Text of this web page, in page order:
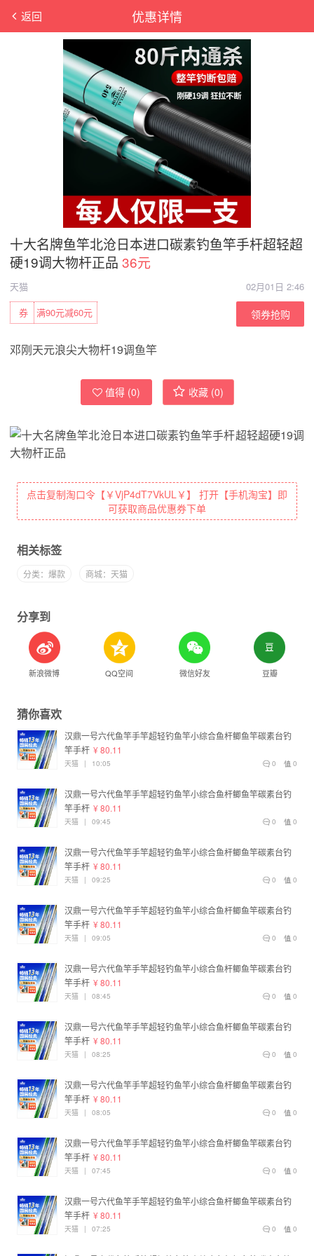
优惠详情
返回
十大名牌鱼竿北沧日本进口碳素钓鱼竿手杆超轻超
硬19调大物杆正品 36元
天猫
02月01日 2:46
满90元减60元
券 领券抢购
邓刚天元浪尖大物杆19调鱼竿
值得 (0) 收藏 (0)
点击复制淘口令【￥VjP4dT7VkUL￥】 打开【手机淘宝】即
可获取商品优惠券下单
相关标签
分类：爆款 商城：天猫
分享到
新浪微博 QQ空间 微信好友 豆瓣
猜你喜欢
汉鼎一号六代鱼竿手竿超轻钓鱼竿小综合鱼杆鲫鱼竿碳素台钓
竿手杆 ¥ 80.11
0
0
天猫 | 10:05
汉鼎一号六代鱼竿手竿超轻钓鱼竿小综合鱼杆鲫鱼竿碳素台钓
竿手杆 ¥ 80.11
0
0
天猫 | 09:45
汉鼎一号六代鱼竿手竿超轻钓鱼竿小综合鱼杆鲫鱼竿碳素台钓
竿手杆 ¥ 80.11
0
0
天猫 | 09:25
汉鼎一号六代鱼竿手竿超轻钓鱼竿小综合鱼杆鲫鱼竿碳素台钓
竿手杆 ¥ 80.11
0
0
天猫 | 09:05
汉鼎一号六代鱼竿手竿超轻钓鱼竿小综合鱼杆鲫鱼竿碳素台钓
竿手杆 ¥ 80.11
0
0
天猫 | 08:45
汉鼎一号六代鱼竿手竿超轻钓鱼竿小综合鱼杆鲫鱼竿碳素台钓
竿手杆 ¥ 80.11
0
0
天猫 | 08:25
汉鼎一号六代鱼竿手竿超轻钓鱼竿小综合鱼杆鲫鱼竿碳素台钓
竿手杆 ¥ 80.11
0
0
天猫 | 08:05
汉鼎一号六代鱼竿手竿超轻钓鱼竿小综合鱼杆鲫鱼竿碳素台钓
竿手杆 ¥ 80.11
0
0
天猫 | 07:45
汉鼎一号六代鱼竿手竿超轻钓鱼竿小综合鱼杆鲫鱼竿碳素台钓
竿手杆 ¥ 80.11
0
0
天猫 | 07:25